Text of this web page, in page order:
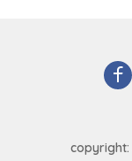
copyright: